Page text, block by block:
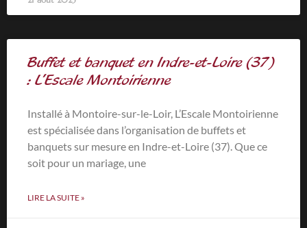
Buffet et banquet en Indre-et-Loire (37)
: L’Escale Montoirienne
Installé à Montoire-sur-le-Loir, L’Escale Montoirienne
est spécialisée dans l’organisation de buffets et
banquets sur mesure en Indre-et-Loire (37). Que ce
soit pour un mariage, une
LIRE LA SUITE »